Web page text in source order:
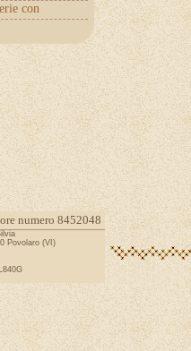
con
numero 8452048
Povolaro (VI)